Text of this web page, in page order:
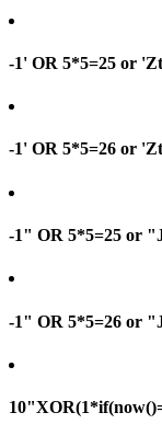
-1' OR 5*5=25 or
-1' OR 5*5=26 or
-1" OR 5*5=25 or
-1" OR 5*5=26 or